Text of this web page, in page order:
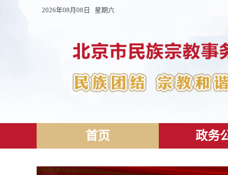
2026年08月08日 星期六
首页 政务